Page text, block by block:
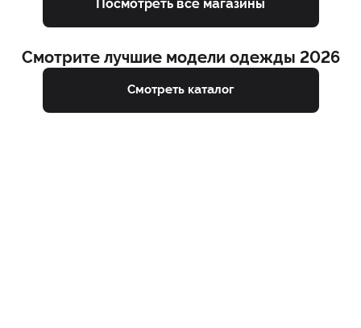
Посмотреть все магазины
Смотрите лучшие модели одежды 2026
Смотреть каталог